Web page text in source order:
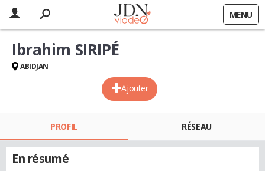
MENU
Ajouter
Ibrahim SIRIPÉ
ABIDJAN
PROFIL RÉSEAU
En résumé